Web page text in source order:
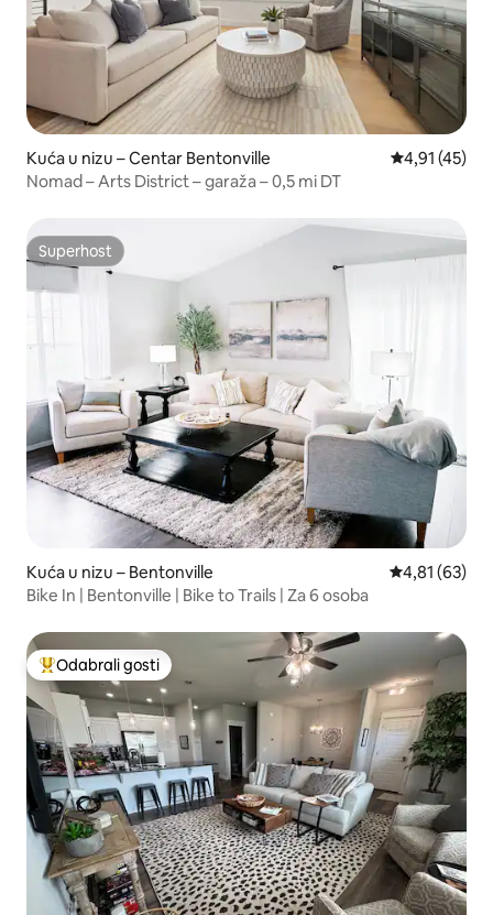
Kuća u nizu – Centar Bentonville Prosječna
4,91 (45)
Nomad – Arts District – garaža – 0,5 mi DT
Superhost
Superhost
Kuća u nizu – Bentonville Prosječna
4,81 (63)
Bike In | Bentonville | Bike to Trails | Za 6 osoba
Među najviše rangiranima s oznakom „Odabrali gosti”
Odabrali gosti